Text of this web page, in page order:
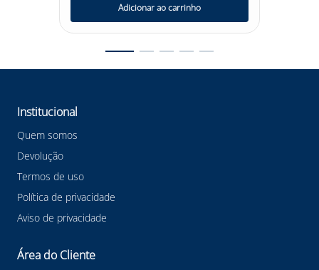
Adicionar ao carrinho
Institucional
Quem somos
Devolução
Termos de uso
Política de privacidade
Aviso de privacidade
Área do Cliente